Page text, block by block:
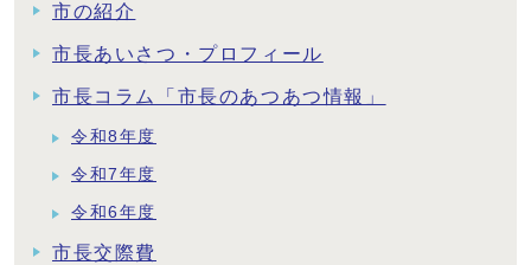
市の紹介
市長あいさつ・プロフィール
市長コラム「市長のあつあつ情報」
令和8年度
令和7年度
令和6年度
市長交際費